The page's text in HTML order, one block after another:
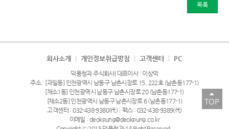
목록
회사소개 개인정보취급방침 고객센터 PC
TOP
덕풍청과 주식회사| 대표이사 : 이상억
주소 : [과일동] 인천광역시 남동구 남촌시장로 15, 222호 (남촌동177-1)
[채소1동] 인천광역시 남동구 남촌시장로 20 (남촌동177-1)
[채소2동] 인천광역시 남동구 남촌시장로 6 (남촌동177-1)
고객센터 : 032-438-9380(代)
팩스 : 032-438-9389(代)
이메일 : deokpung@deokpung.co.kr